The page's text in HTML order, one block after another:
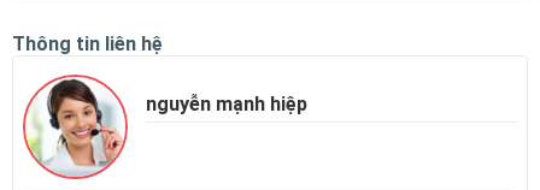
Thông tin liên hệ
nguyễn mạnh hiệp